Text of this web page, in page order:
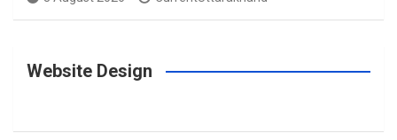
Website Design